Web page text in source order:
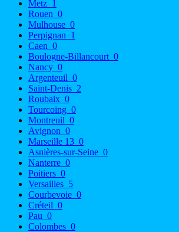
Metz 1
Rouen 0
Mulhouse 0
Perpignan 1
Caen 0
Boulogne-Billancourt 0
Nancy 0
Argenteuil 0
Saint-Denis 2
Roubaix 0
Tourcoing 0
Montreuil 0
Avignon 0
Marseille 13 0
Asnières-sur-Seine 0
Nanterre 0
Poitiers 0
Versailles 5
Courbevoie 0
Créteil 0
Pau 0
Colombes 0